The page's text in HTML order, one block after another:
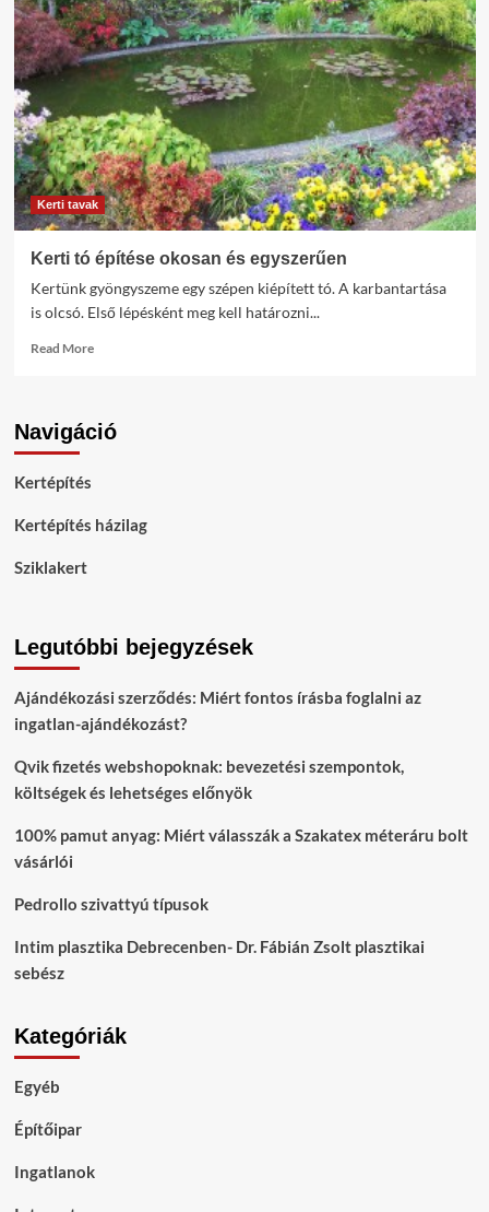
Kerti tavak
Kerti tó építése okosan és egyszerűen
Kertünk gyöngyszeme egy szépen kiépített tó. A karbantartása
is olcsó. Első lépésként meg kell határozni...
Read MoreRead
tó
Navigáció
Kertépítés
Kertépítés házilag
Sziklakert
Legutóbbi bejegyzések
Ajándékozási szerződés: Miért fontos írásba foglalni az
ingatlan-ajándékozást?
Qvik fizetés webshopoknak: bevezetési szempontok,
költségek és lehetséges előnyök
100% pamut anyag: Miért válasszák a Szakatex méteráru bolt
vásárlói
Pedrollo szivattyú típusok
Intim plasztika Debrecenben- Dr. Fábián Zsolt plasztikai
sebész
Kategóriák
Egyéb
Építőipar
Ingatlanok